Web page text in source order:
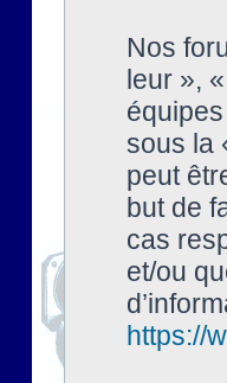
Nos
leur »,
sous la
peut
but de
cas
et/ou
https://